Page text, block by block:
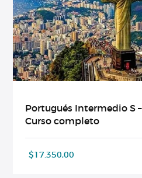
Portugués Intermedio S –
Curso completo
$17.350,00